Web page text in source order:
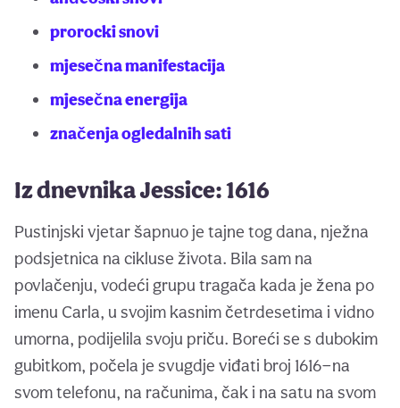
prorocki snovi
mjesečna manifestacija
mjesečna energija
značenja ogledalnih sati
Iz dnevnika Jessice: 1616
Pustinjski vjetar šapnuo je tajne tog dana, nježna
podsjetnica na cikluse života. Bila sam na
povlačenju, vodeći grupu tragača kada je žena po
imenu Carla, u svojim kasnim četrdesetima i vidno
umorna, podijelila svoju priču. Boreći se s dubokim
gubitkom, počela je svugdje viđati broj 1616—na
svom telefonu, na računima, čak i na satu na svom